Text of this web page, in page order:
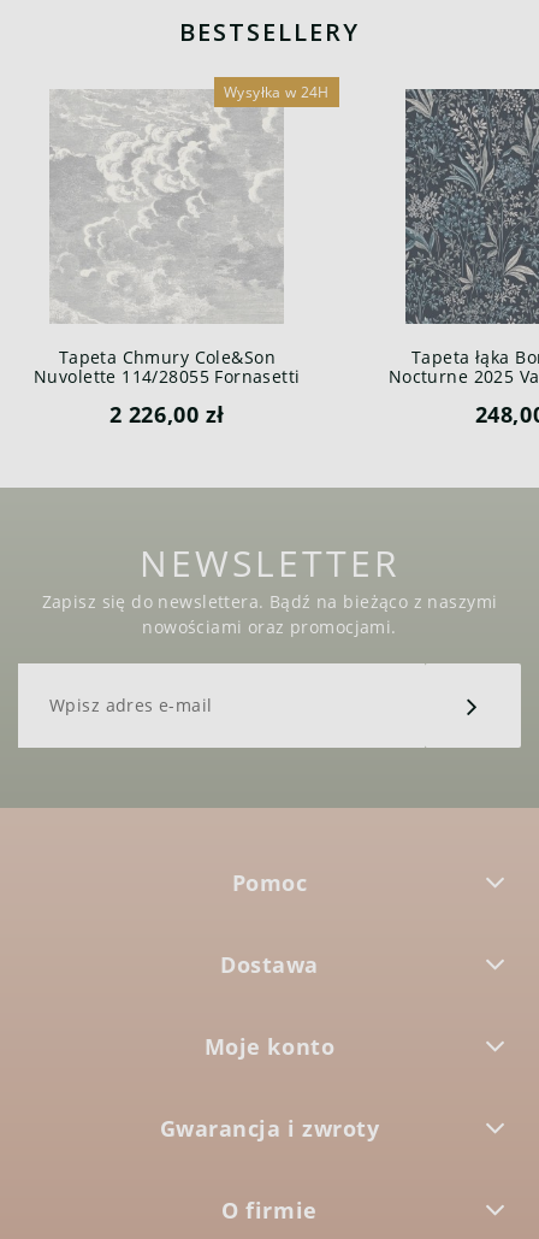
BESTSELLERY
Tapeta Chmury Cole&Son
Nuvolette 114/28055 Fornasetti
2 226,00 zł
Wysyłka w 24H
Tapeta łąka
Nocturne 2025
NEWSLETTER
Zapisz się do newslettera. Bądź na bieżąco z naszymi
nowościami oraz promocjami.
Pomoc
Dostawa
Moje konto
Gwarancja i zwroty
O firmie